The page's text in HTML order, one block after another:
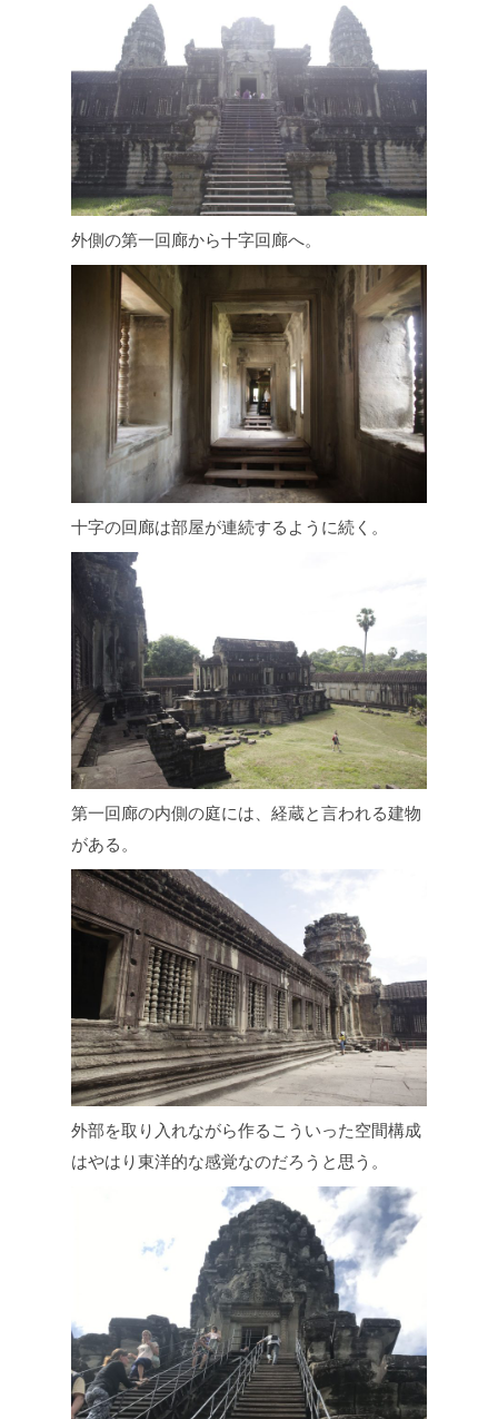
外側の第一回廊から十字回廊へ。
十字の回廊は部屋が連続するように続く。
第一回廊の内側の庭には、経蔵と言われる建物
がある。
外部を取り入れながら作るこういった空間構成
はやはり東洋的な感覚なのだろうと思う。